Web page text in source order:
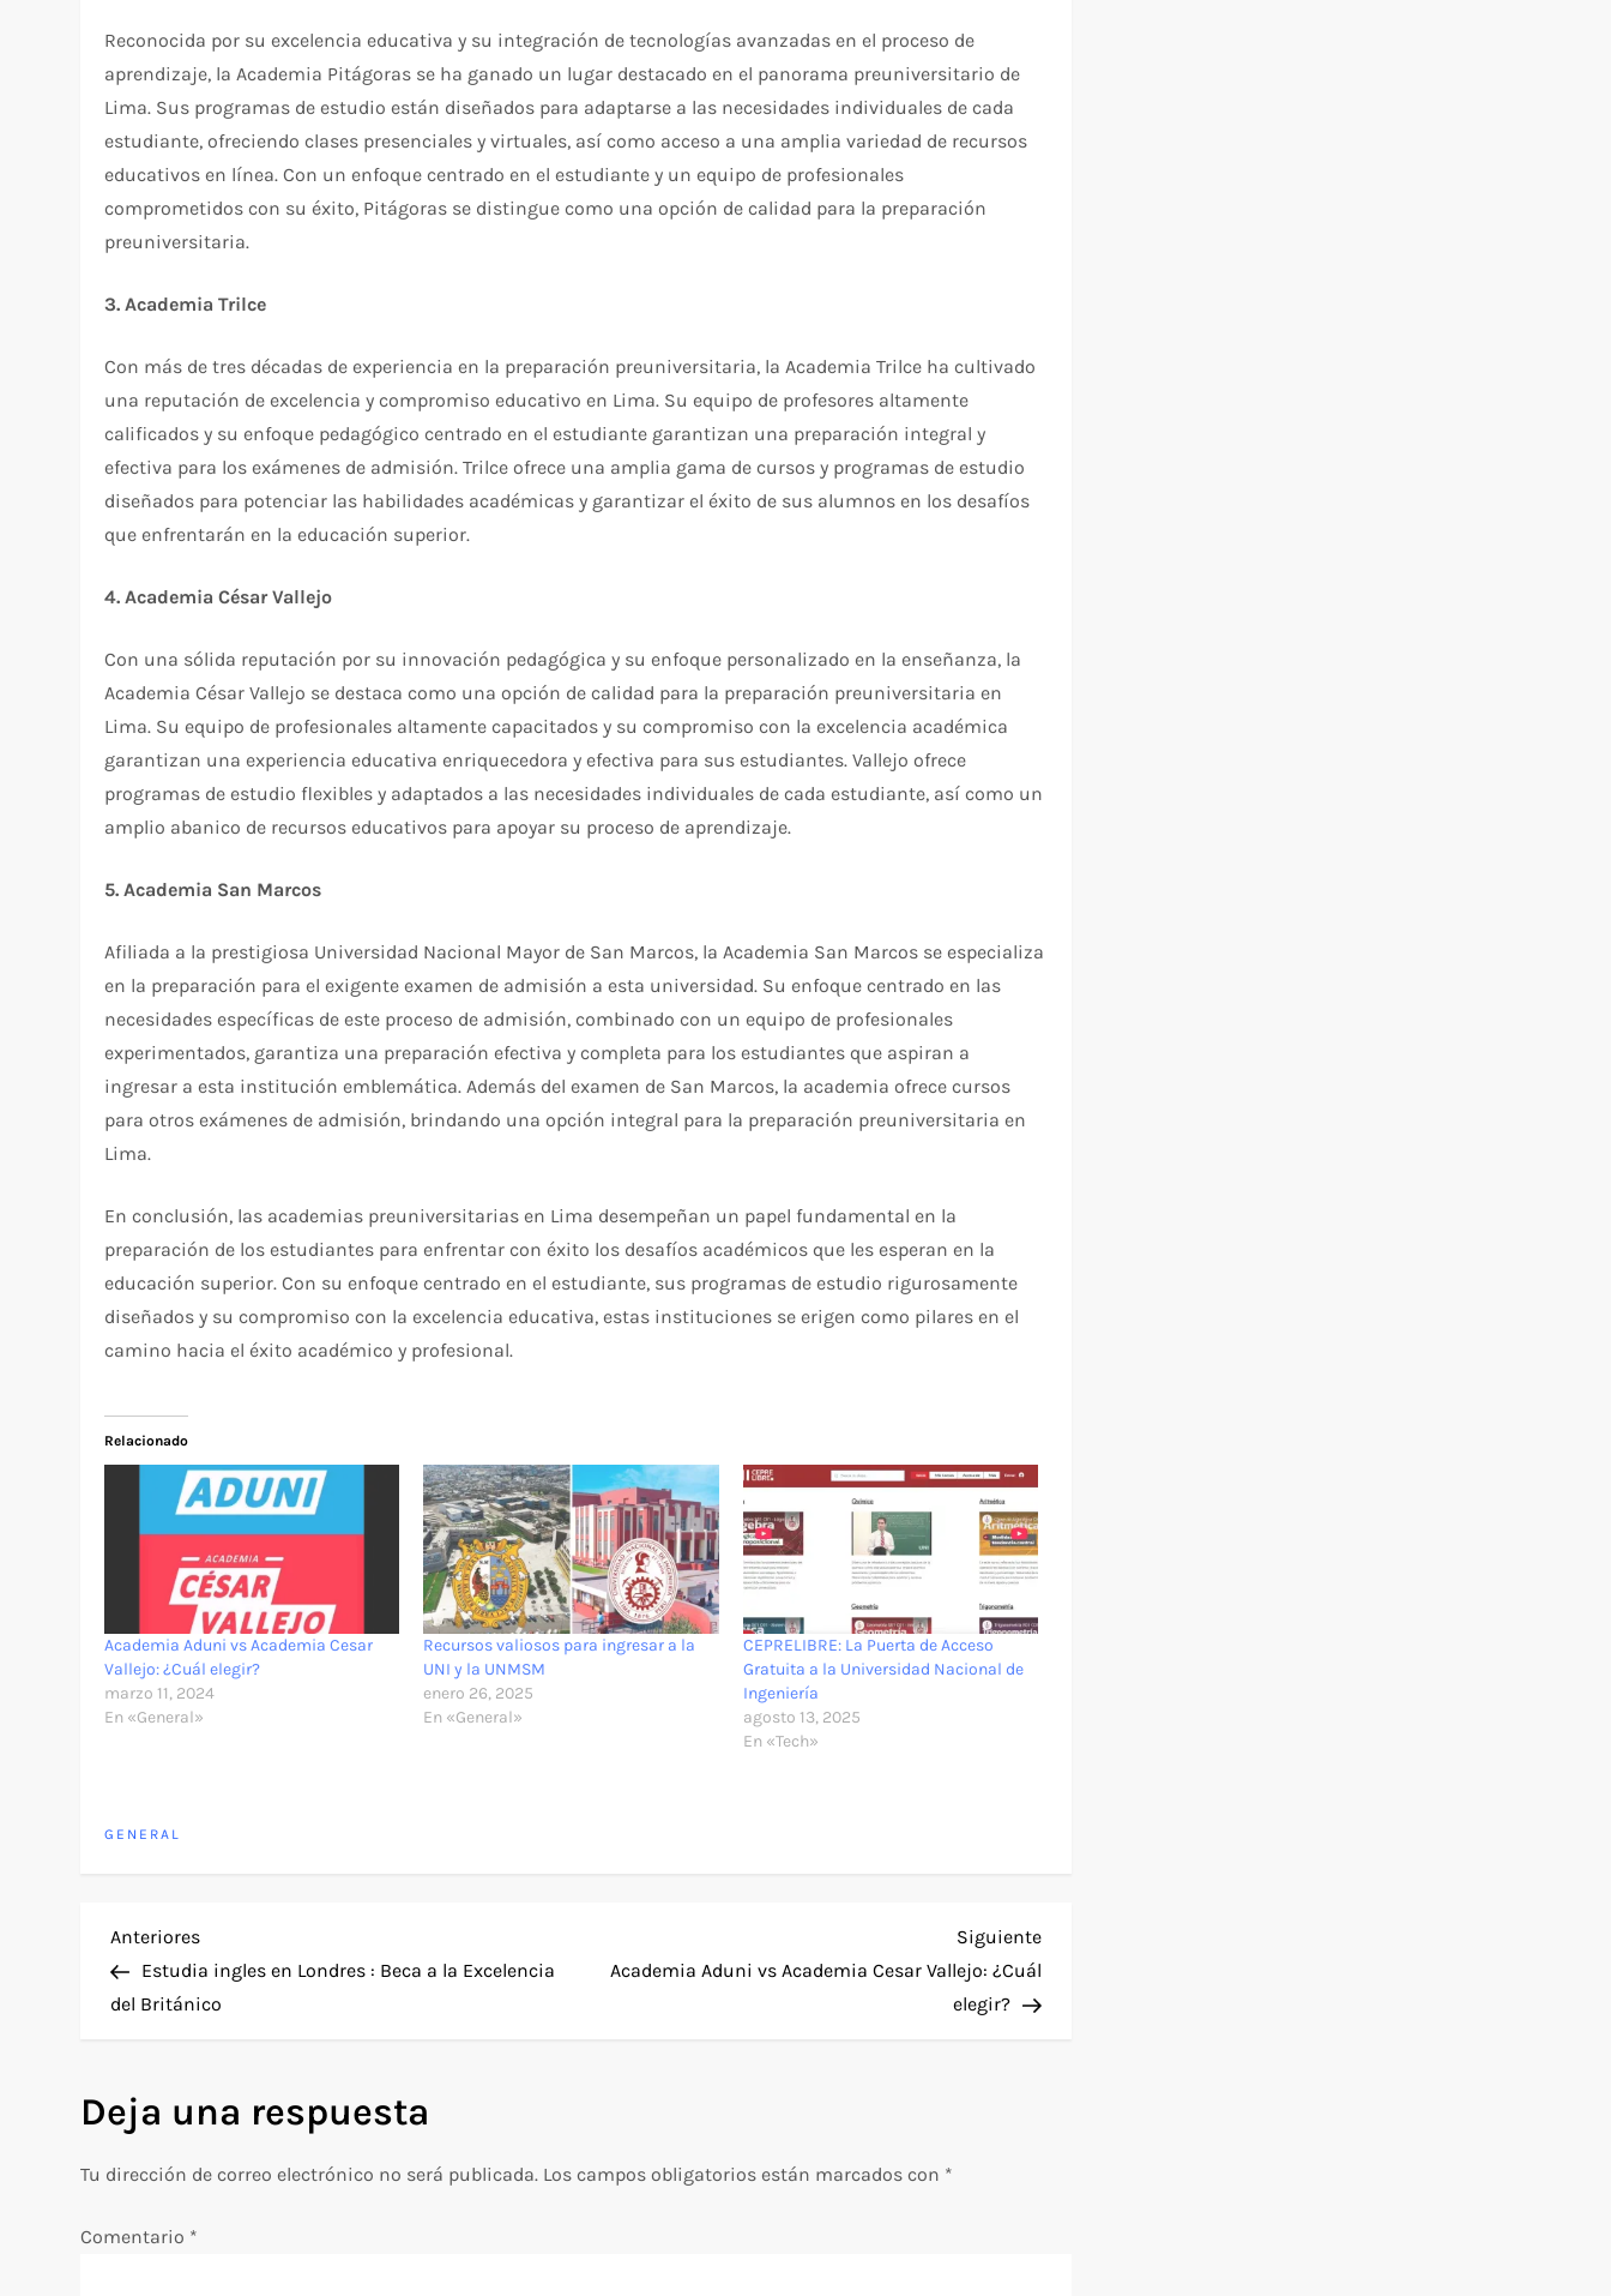
Reconocida por su excelencia educativa y su integración de tecnologías avanzadas en el proceso de
aprendizaje, la Academia Pitágoras se ha ganado un lugar destacado en el panorama preuniversitario de
Lima. Sus programas de estudio están diseñados para adaptarse a las necesidades individuales de cada
estudiante, ofreciendo clases presenciales y virtuales, así como acceso a una amplia variedad de recursos
educativos en línea. Con un enfoque centrado en el estudiante y un equipo de profesionales
comprometidos con su éxito, Pitágoras se distingue como una opción de calidad para la preparación
preuniversitaria.
3. Academia Trilce
Con más de tres décadas de experiencia en la preparación preuniversitaria, la Academia Trilce ha cultivado
una reputación de excelencia y compromiso educativo en Lima. Su equipo de profesores altamente
calificados y su enfoque pedagógico centrado en el estudiante garantizan una preparación integral y
efectiva para los exámenes de admisión. Trilce ofrece una amplia gama de cursos y programas de estudio
diseñados para potenciar las habilidades académicas y garantizar el éxito de sus alumnos en los desafíos
que enfrentarán en la educación superior.
4. Academia César Vallejo
Con una sólida reputación por su innovación pedagógica y su enfoque personalizado en la enseñanza, la
Academia César Vallejo se destaca como una opción de calidad para la preparación preuniversitaria en
Lima. Su equipo de profesionales altamente capacitados y su compromiso con la excelencia académica
garantizan una experiencia educativa enriquecedora y efectiva para sus estudiantes. Vallejo ofrece
programas de estudio flexibles y adaptados a las necesidades individuales de cada estudiante, así como un
amplio abanico de recursos educativos para apoyar su proceso de aprendizaje.
5. Academia San Marcos
Afiliada a la prestigiosa Universidad Nacional Mayor de San Marcos, la Academia San Marcos se especializa
en la preparación para el exigente examen de admisión a esta universidad. Su enfoque centrado en las
necesidades específicas de este proceso de admisión, combinado con un equipo de profesionales
experimentados, garantiza una preparación efectiva y completa para los estudiantes que aspiran a
ingresar a esta institución emblemática. Además del examen de San Marcos, la academia ofrece cursos
para otros exámenes de admisión, brindando una opción integral para la preparación preuniversitaria en
Lima.
En conclusión, las academias preuniversitarias en Lima desempeñan un papel fundamental en la
preparación de los estudiantes para enfrentar con éxito los desafíos académicos que les esperan en la
educación superior. Con su enfoque centrado en el estudiante, sus programas de estudio rigurosamente
diseñados y su compromiso con la excelencia educativa, estas instituciones se erigen como pilares en el
camino hacia el éxito académico y profesional.
Relacionado
Academia Aduni vs Academia Cesar
Vallejo: ¿Cuál elegir?
marzo 11, 2024
En «General»
Recursos valiosos para ingresar a la
UNI y la UNMSM
enero 26, 2025
En «General»
CEPRELIBRE: La Puerta de Acceso
Gratuita a la Universidad Nacional de
Ingeniería
agosto 13, 2025
En «Tech»
GENERAL
N
a
e
g
a
Entrada
anterior
Anteriores
Estudia ingles en Londres : Beca a la Excelencia
del Británico
Siguiente
entrada
Siguiente
Academia Aduni vs Academia Cesar Vallejo: ¿Cuál
elegir?
Deja una respuesta
Tu dirección de correo electrónico no será publicada. Los campos obligatorios están marcados con *
Comentario *